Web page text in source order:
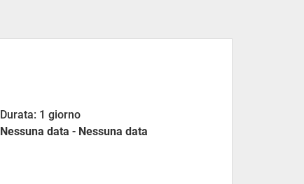
Durata: 1 giorno
Nessuna data - Nessuna data